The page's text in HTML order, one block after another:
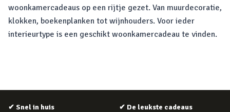
woonkamercadeaus op een rijtje gezet. Van muurdecoratie,
klokken, boekenplanken tot wijnhouders. Voor ieder
interieurtype is een geschikt woonkamercadeau te vinden.
✔ Snel in huis ✔ De leukste cadeaus